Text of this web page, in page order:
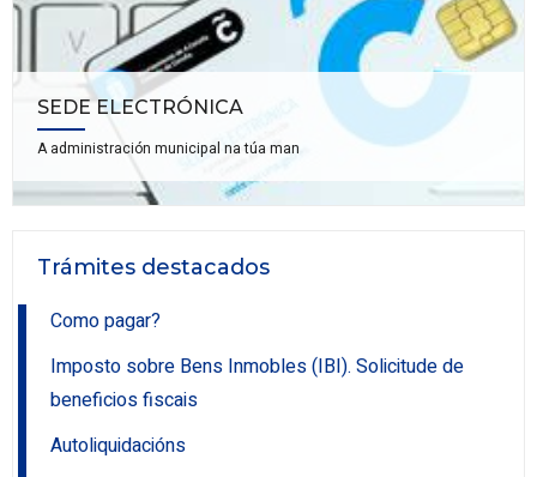
SEDE ELECTRÓNICA
A administración municipal na túa man
Trámites destacados
Como pagar?
Imposto sobre Bens Inmobles (IBI). Solicitude de
beneficios fiscais
Autoliquidacións